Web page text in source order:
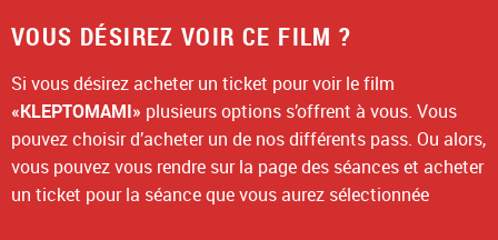
VOUS DÉSIREZ VOIR CE FILM ?
Si vous désirez acheter un ticket pour voir le film
«KLEPTOMAMI» plusieurs options s’offrent à vous. Vous
pouvez choisir d’acheter un de nos différents pass. Ou alors,
vous pouvez vous rendre sur la page des séances et acheter
un ticket pour la séance que vous aurez sélectionnée